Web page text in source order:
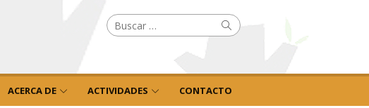
Buscar
por: Buscar
ACERCA DE ACTIVIDADES CONTACTO